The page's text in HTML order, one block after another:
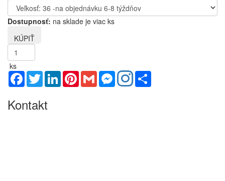
Dostupnosť: na sklade je viac ks
ks
Facebook
TwitterLinkedInPinterestGmail Messenger
Kontakt